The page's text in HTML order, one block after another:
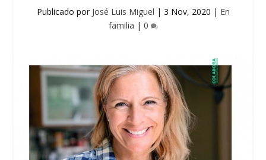
Publicado por José Luis Miguel | 3 Nov, 2020 | En
familia | 0